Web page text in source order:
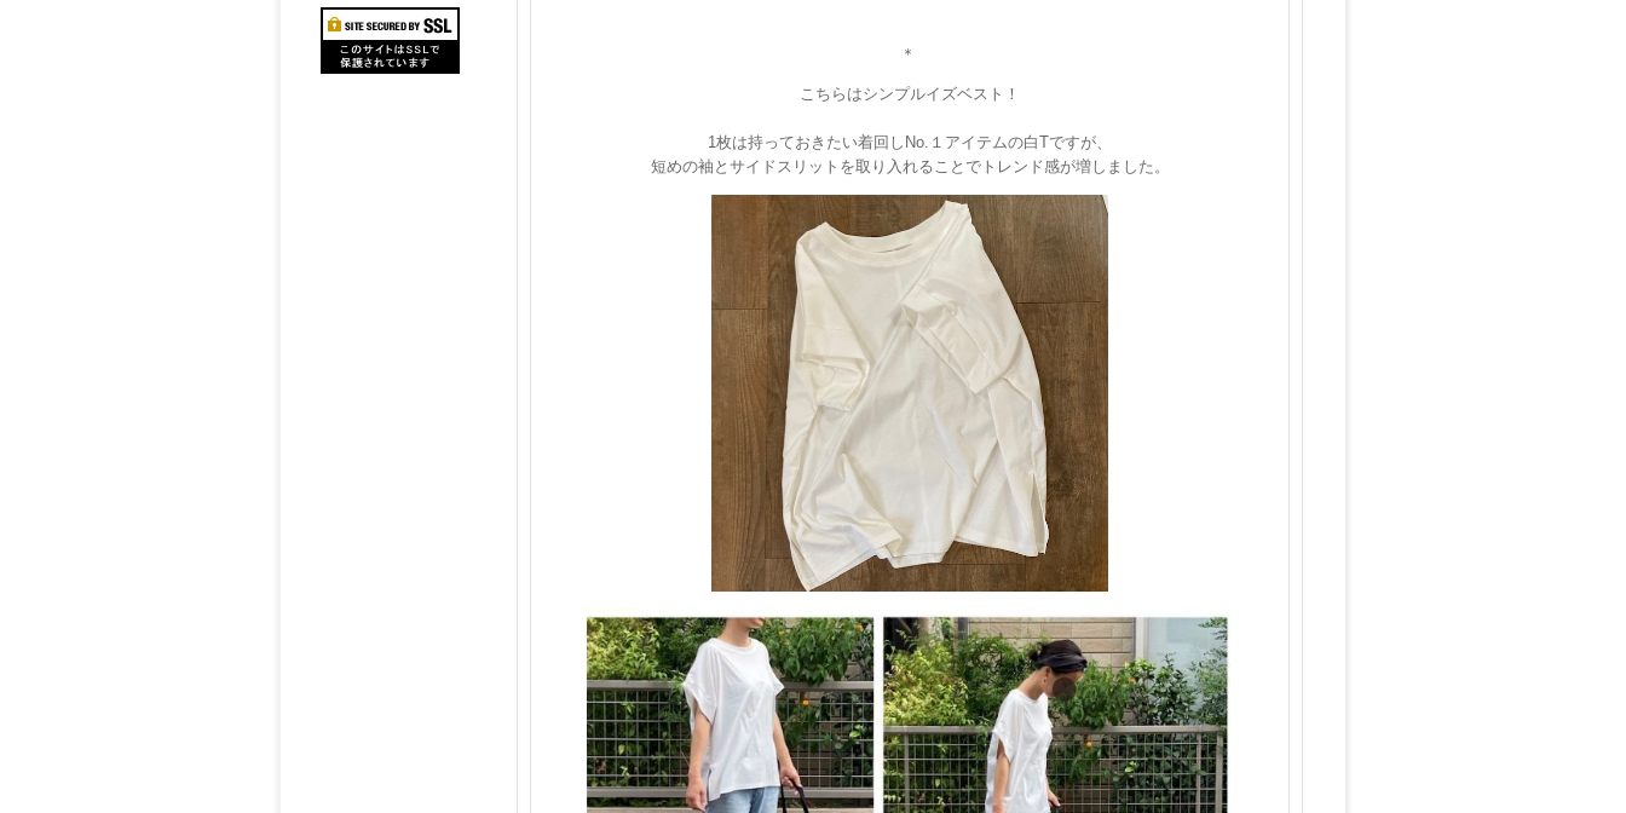
＊
こちらはシンプルイズベスト！
1枚は持っておきたい着回しNo.１アイテムの白Tですが、
短めの袖とサイドスリットを取り入れることでトレンド感が増しました。